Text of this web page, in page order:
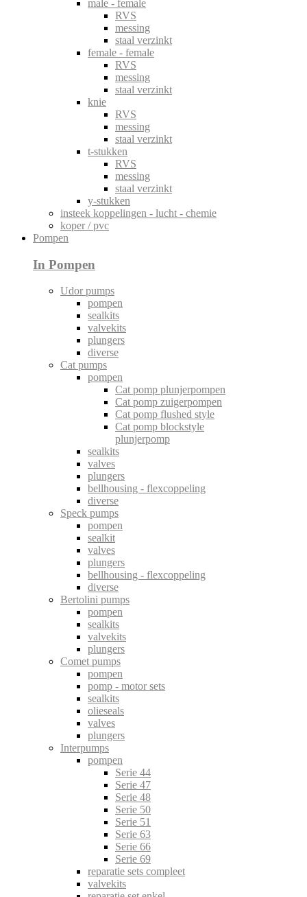
male - female
RVS
messing
staal verzinkt
female - female
RVS
messing
staal verzinkt
knie
RVS
messing
staal verzinkt
t-stukken
RVS
messing
staal verzinkt
y-stukken
insteek koppelingen - lucht - chemie
koper / pvc
Pompen
In Pompen
Udor pumps
pompen
sealkits
valvekits
plungers
diverse
Cat pumps
pompen
Cat pomp plunjerpompen
Cat pomp zuigerpompen
Cat pomp flushed style
Cat pomp blockstyle
plunjerpomp
sealkits
valves
plungers
bellhousing - flexcoppeling
diverse
Speck pumps
pompen
sealkit
valves
plungers
bellhousing - flexcoppeling
diverse
Bertolini pumps
pompen
sealkits
valvekits
plungers
Comet pumps
pompen
pomp - motor sets
sealkits
olieseals
valves
plungers
Interpumps
pompen
Serie 44
Serie 47
Serie 48
Serie 50
Serie 51
Serie 63
Serie 66
Serie 69
reparatie sets compleet
valvekits